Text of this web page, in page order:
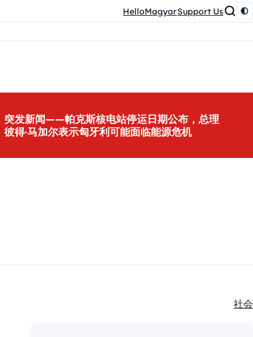
HelloMagyarSupport Us
突发新闻——帕克斯核电站停运日期公布，总理
彼得·马加尔表示匈牙利可能面临能源危机
社会